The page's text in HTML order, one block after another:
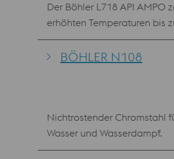
Der Böhler L718 API AMPO
erhöhten Temperaturen bis
Verdruckbarkeit. Im
BÖHLER N108
Nichtrostender Chromstahl
Wasser und Wasserdampf.